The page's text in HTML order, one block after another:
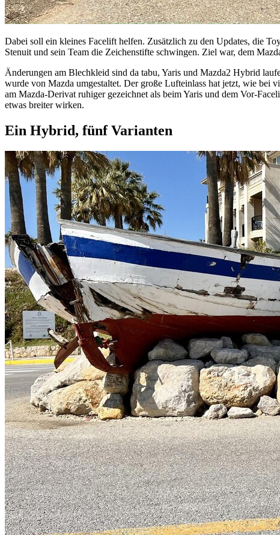
Dabei soll ein kleines Facelift helfen. Zusätzlich zu den Updates, die
Stenuit und sein Team die Zeichenstifte schwingen. Ziel war, dem
Änderungen am Blechkleid sind da tabu, Yaris und Mazda2 Hybrid
wurde von Mazda umgestaltet. Der große Lufteinlass hat jetzt, wie bei
am Mazda-Derivat ruhiger gezeichnet als beim Yaris und dem Vor-
etwas breiter wirken.
Ein Hybrid, fünf Varianten